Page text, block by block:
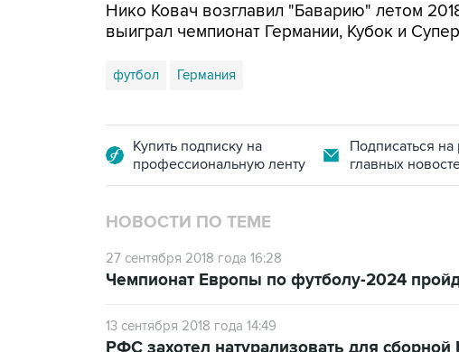
Нико Ковач возглавил "Баварию" летом
выиграл чемпионат Германии, Кубок и
футбол Германия
Купить подписку на
профессиональную ленту
Подписаться на
главных
НОВОСТИ ПО ТЕМЕ
27 сентября 2018 года 16:28
Чемпионат Европы по футболу-2024
13 сентября 2018 года 14:49